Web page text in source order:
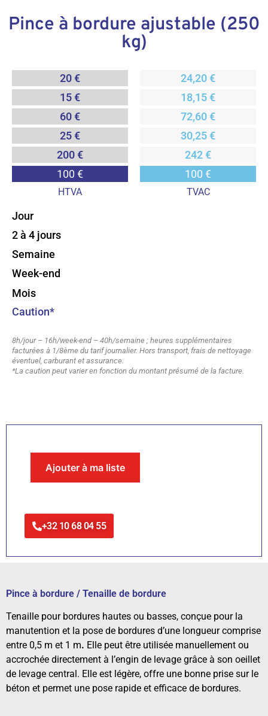
Pince à bordure ajustable (250
kg)
20 €
15 €
60 €
25 €
200 €
100 €
HTVA
24,20 €
18,15 €
72,60 €
30,25 €
242 €
100 €
TVAC
Jour
2 à 4 jours
Semaine
Week-end
Mois
Caution*
8h/jour – 16h/week-end – 40h/semaine ; heures supplémentaires
facturées à 1/8ème du tarif journalier. Hors transport, frais de nettoyage
éventuel, carburant et assurance.
*La caution peut varier en fonction du montant présumé de la facture.
Ajouter à ma liste
+32 10 68 04 55
Pince à bordure / Tenaille de bordure
Tenaille pour bordures hautes ou basses, conçue pour la
manutention et la pose de bordures d’une longueur comprise
entre 0,5 m et 1 m. Elle peut être utilisée manuellement ou
accrochée directement à l’engin de levage grâce à son oeillet
de levage central. Elle est légère, offre une bonne prise sur le
béton et permet une pose rapide et efficace de bordures.